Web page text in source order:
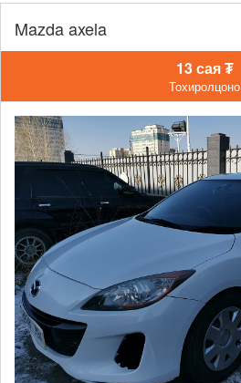
Mazda axela
13 сая ₮
Тохиролцоно